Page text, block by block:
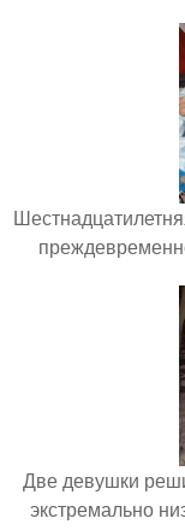
Две девушки
экстремально